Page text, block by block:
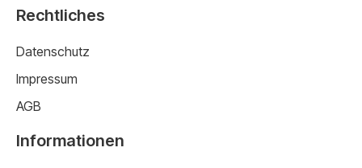
Rechtliches
Datenschutz
Impressum
AGB
Informationen